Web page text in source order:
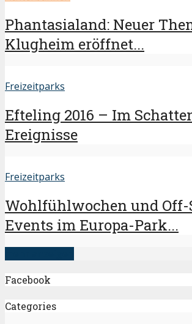
Phantasialand: Neuer
Klugheim eröffnet...
Freizeitparks
Efteling 2016 – Im
Ereignisse
Freizeitparks
Wohlfühlwochen und Off-
Events im Europa-Park...
Facebook
Categories